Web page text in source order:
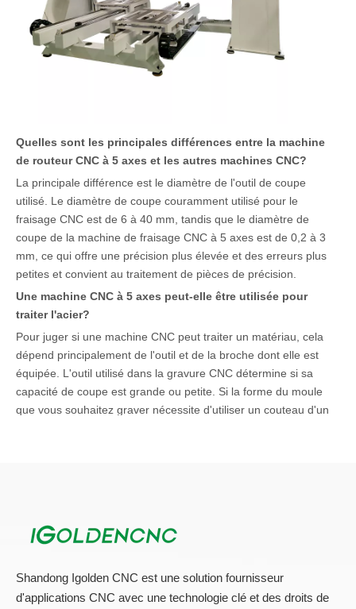
Quelles sont les principales différences entre la machine
de routeur CNC à 5 axes et les autres machines CNC?
La principale différence est le diamètre de l'outil de coupe
utilisé. Le diamètre de coupe couramment utilisé pour le
fraisage CNC est de 6 à 40 mm, tandis que le diamètre de
coupe de la machine de fraisage CNC à 5 axes est de 0,2 à 3
mm, ce qui offre une précision plus élevée et des erreurs plus
petites et convient au traitement de pièces de précision.
Une machine CNC à 5 axes peut-elle être utilisée pour
traiter l'acier?
Pour juger si une machine CNC peut traiter un matériau, cela
dépend principalement de l'outil et de la broche dont elle est
équipée. L'outil utilisé dans la gravure CNC détermine si sa
capacité de coupe est grande ou petite. Si la forme du moule
que vous souhaitez graver nécessite d'utiliser un couteau d'un
supplémentaires au centre d'usinage 5 axes, comme un axe
de rotation?
machine de routeur CNC à 5 axes elle-même est déjà très
élevée et peut répondre à presque tous les besoins d'usinage, il
Shandong Igolden CNC est une solution fournisseur
d'applications CNC avec une technologie clé et des droits de